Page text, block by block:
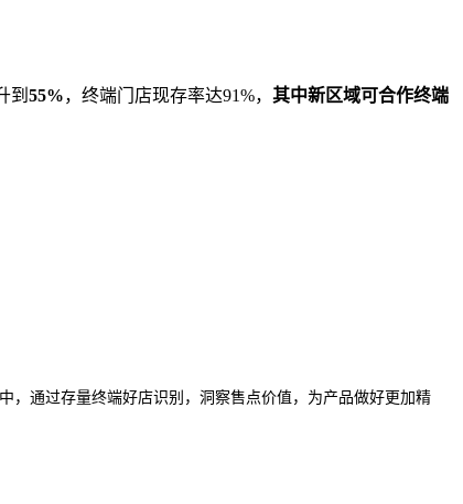
到 55%，终端门店现存率达91%， 其中新区域可合作终端
，通过存量终端好店识别，洞察售点价值，为产品做好更加精